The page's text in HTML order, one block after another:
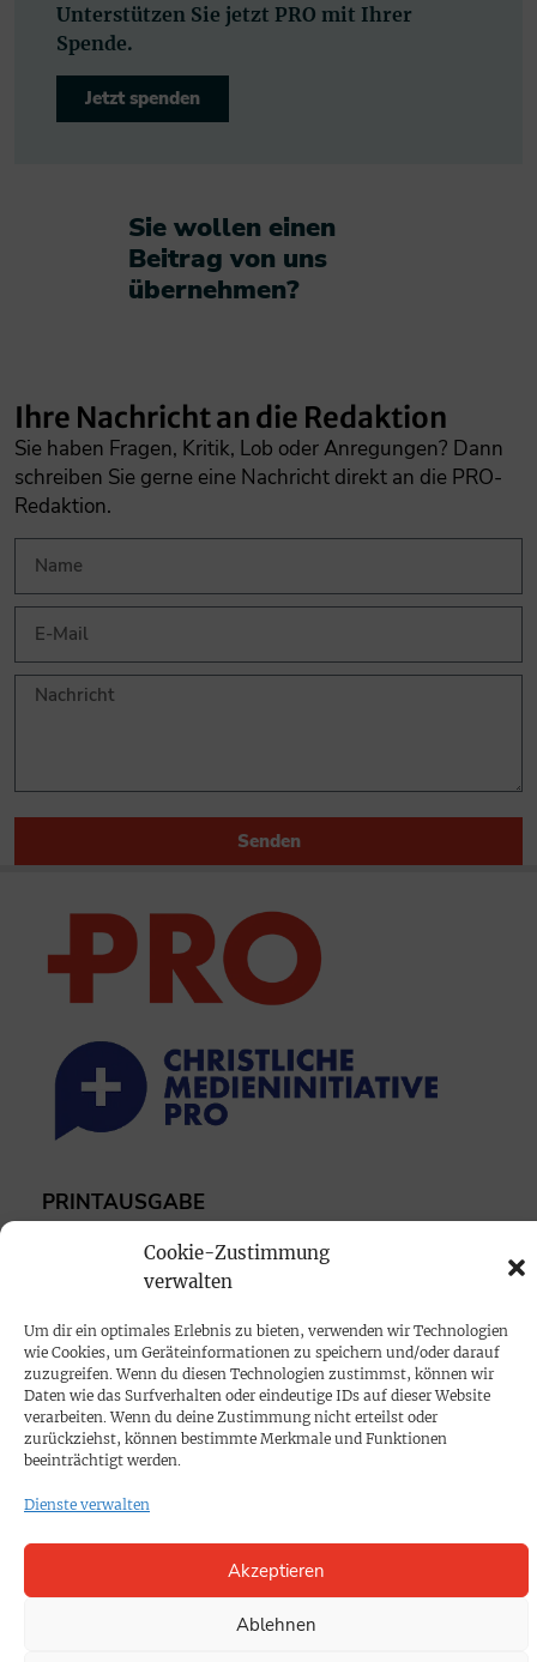
Cookie-Zustimmung
verwalten
Um dir ein optimales Erlebnis zu bieten, verwenden wir Technologien
wie Cookies, um Geräteinformationen zu speichern und/oder darauf
zuzugreifen. Wenn du diesen Technologien zustimmst, können wir
Daten wie das Surfverhalten oder eindeutige IDs auf dieser Website
verarbeiten. Wenn du deine Zustimmung nicht erteilst oder
zurückziehst, können bestimmte Merkmale und Funktionen
beeinträchtigt werden.
Dienste verwalten
Akzeptieren
Ablehnen
Unterstützen Sie jetzt PRO mit Ihrer
Spende.
Jetzt spenden
Sie wollen einen
Beitrag von uns
übernehmen?​
Ihre Nachricht an die Redaktion
Sie haben Fragen, Kritik, Lob oder Anregungen? Dann
schreiben Sie gerne eine Nachricht direkt an die PRO-
Redaktion.
Senden
PRINTAUSGABE
Mediadaten
Impressum
SPENDEN
Datenschutz